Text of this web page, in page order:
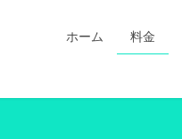
ホーム 料金